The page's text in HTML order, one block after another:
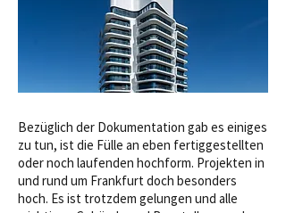
Bezüglich der Dokumentation gab es einiges
zu tun, ist die Fülle an eben fertiggestellten
oder noch laufenden hochform. Projekten in
und rund um Frankfurt doch besonders
hoch. Es ist trotzdem gelungen und alle